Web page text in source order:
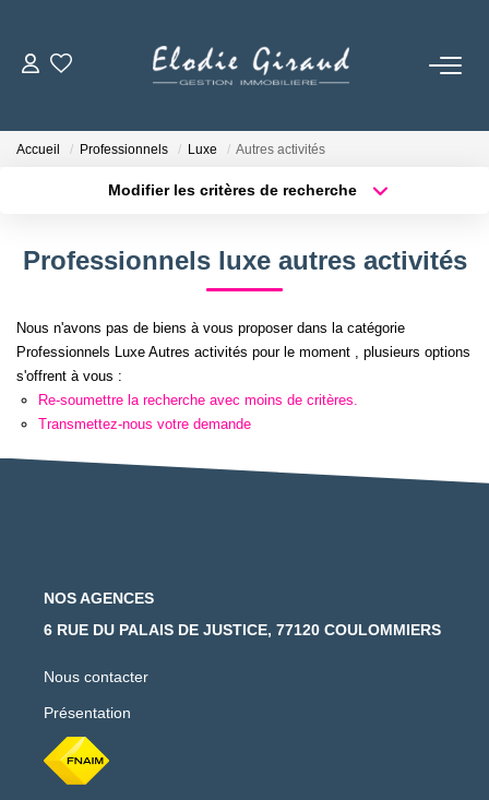
Accueil Professionnels Luxe Autres activités
Modifier les critères de recherche
Plus de critères Créer une alerte
Professionnels luxe autres activités
Nous n'avons pas de biens à vous proposer dans la catégorie
Professionnels Luxe Autres activités pour le moment , plusieurs options
s'offrent à vous :
Re-soumettre la recherche avec moins de critères.
Transmettez-nous votre demande
NOS AGENCES
6 RUE DU PALAIS DE JUSTICE, 77120 COULOMMIERS
Nous contacter
Présentation